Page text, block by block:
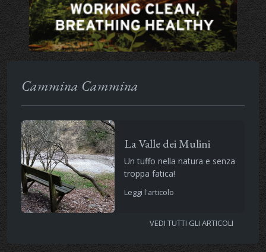
Cammina Cammina
La Valle dei Mulini
Un tuffo nella natura e senza
troppa fatica!
Leggi l'articolo
VEDI TUTTI GLI ARTICOLI